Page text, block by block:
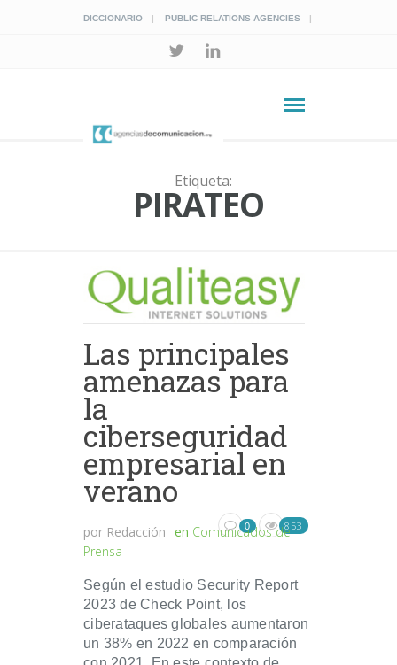
DICCIONARIO PUBLIC RELATIONS AGENCIES
Etiqueta:
PIRATEO
Las principales
amenazas para
la
ciberseguridad
empresarial en
verano
por Redacción en Comunicados de
Prensa
0 853
Según el estudio Security Report
2023 de Check Point, los
ciberataques globales aumentaron
un 38% en 2022 en comparación